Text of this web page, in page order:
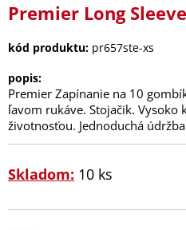
Premier Long
kód produktu: pr657ste-xs
popis:
Premier Zapínanie na 10
ľavom rukáve. Stojačik.
životnosťou. Jednoduchá
Skladom: 10 ks